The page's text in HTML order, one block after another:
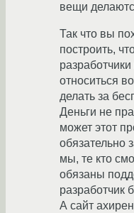
вещи
Так что вы
построить,
относиться
делать за
Деньги не
может этот
обязательно
мы, те кто
обязаны
разработчик
А сайт